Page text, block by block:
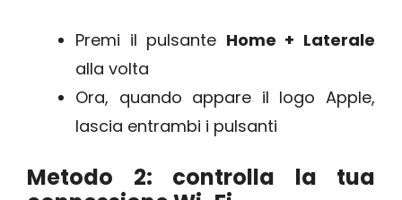
Premi il pulsante Home + Laterale
alla volta
Ora, quando appare il logo Apple,
lascia entrambi i pulsanti
Metodo 2: controlla la tua